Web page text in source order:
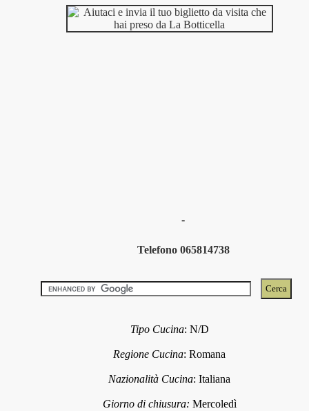
-
Telefono 065814738
Tipo Cucina: N/D
Regione Cucina:Romana
Nazionalità Cucina:Italiana
Giorno di chiusura: Mercoledì